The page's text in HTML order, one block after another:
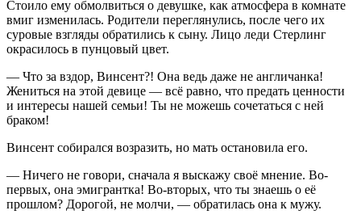
Стоило ему обмолвиться о девушке, как атмосфера в комнате
вмиг изменилась. Родители переглянулись, после чего их
суровые взгляды обратились к сыну. Лицо леди Стерлинг
окрасилось в пунцовый цвет.
— Что за вздор, Винсент?! Она ведь даже не англичанка!
Жениться на этой девице — всё равно, что предать ценности
и интересы нашей семьи! Ты не можешь сочетаться с ней
браком!
Винсент собирался возразить, но мать остановила его.
— Ничего не говори, сначала я выскажу своё мнение. Во-
первых, она эмигрантка! Во-вторых, что ты знаешь о её
прошлом? Дорогой, не молчи, — обратилась она к мужу.